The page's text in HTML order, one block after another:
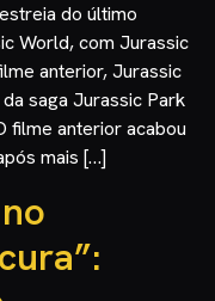
do último
World, com Jurassic
anterior, Jurassic
saga Jurassic Park
filme anterior acabou
mais […]